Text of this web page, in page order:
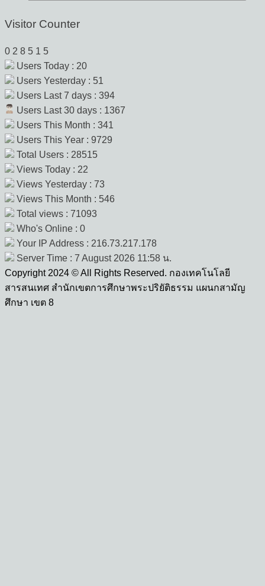
Visitor Counter
0 2 8 5 1 5
Users Today : 20
Users Yesterday : 51
Users Last 7 days : 394
Users Last 30 days : 1367
Users This Month : 341
Users This Year : 9729
Total Users : 28515
Views Today : 22
Views Yesterday : 73
Views This Month : 546
Total views : 71093
Who's Online : 0
Your IP Address : 216.73.217.178
Server Time : 7 August 2026 11:58 น.
Copyright 2024 © All Rights Reserved. กองเทคโนโลยี
สารสนเทศ สำนักเขตการศึกษาพระปริยัติธรรม แผนกสามัญ
ศึกษา เขต 8